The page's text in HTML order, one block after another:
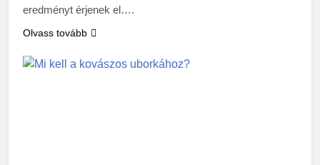
eredményt érjenek el….
Olvass tovább